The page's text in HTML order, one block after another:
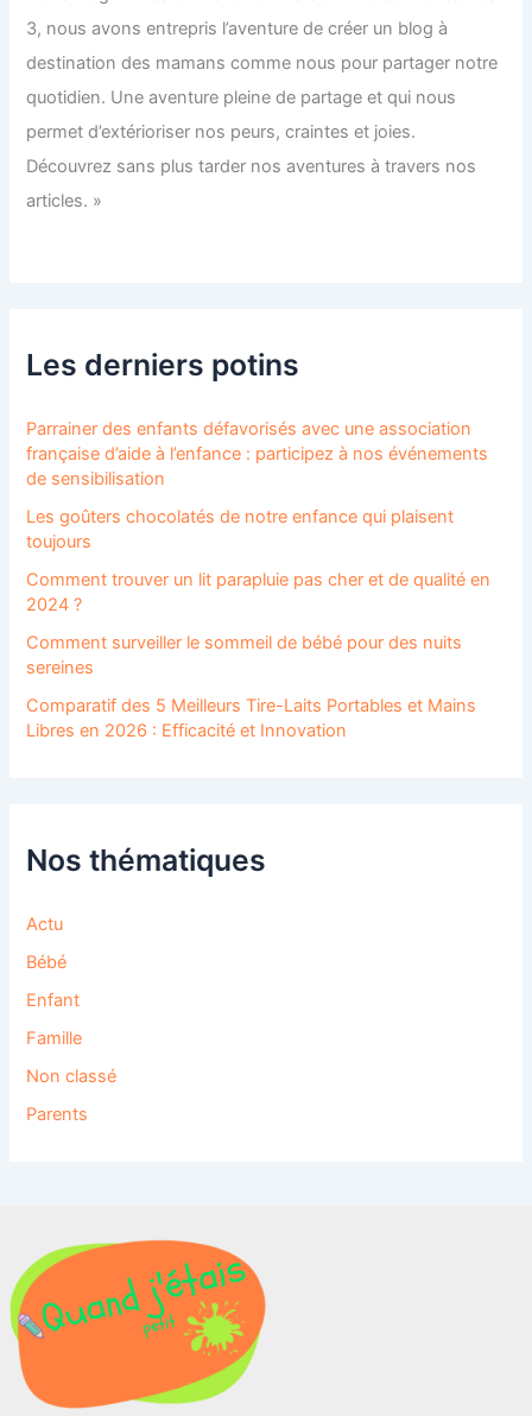
3, nous avons entrepris l’aventure de créer un blog à
destination des mamans comme nous pour partager notre
quotidien. Une aventure pleine de partage et qui nous
permet d’extérioriser nos peurs, craintes et joies.
Découvrez sans plus tarder nos aventures à travers nos
articles. »
Les derniers potins
Parrainer des enfants défavorisés avec une association
française d’aide à l’enfance : participez à nos événements
de sensibilisation
Les goûters chocolatés de notre enfance qui plaisent
toujours
Comment trouver un lit parapluie pas cher et de qualité en
2024 ?
Comment surveiller le sommeil de bébé pour des nuits
sereines
Comparatif des 5 Meilleurs Tire-Laits Portables et Mains
Libres en 2026 : Efficacité et Innovation
Nos thématiques
Actu
Bébé
Enfant
Famille
Non classé
Parents